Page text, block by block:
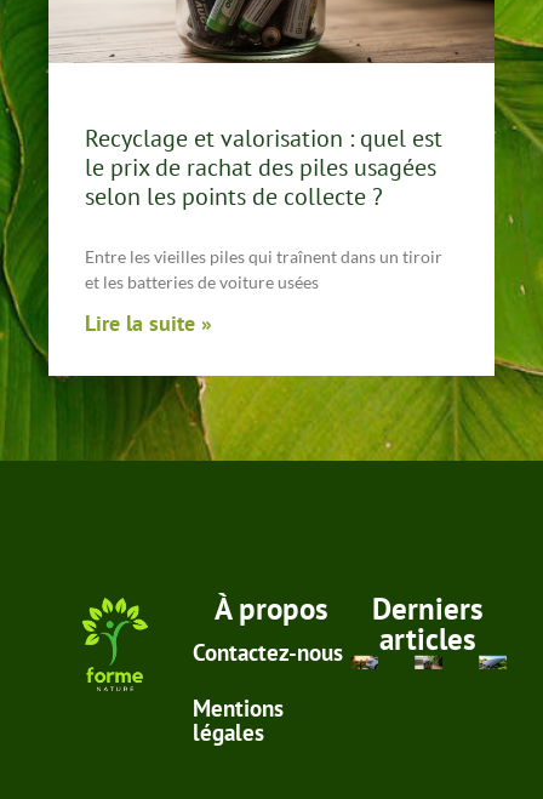
Recyclage et valorisation : quel est
le prix de rachat des piles usagées
selon les points de collecte ?
Entre les vieilles piles qui traînent dans un tiroir
et les batteries de voiture usées
Lire la suite »
À propos
Contactez-nous
Mentions
légales
Derniers
articles